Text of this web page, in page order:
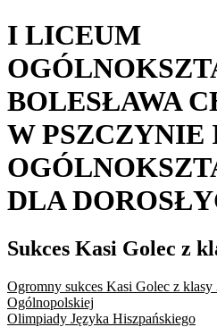
I LICEUM
BOLESŁAWA
W
DLA
Sukces Kasi Golec z
Ogromny sukces Kasi Golec z klasy
Ogólnopolskiej
Olimpiady Języka Hiszpańskiego